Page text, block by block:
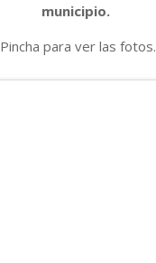
municipio.
Pincha para ver las fotos.